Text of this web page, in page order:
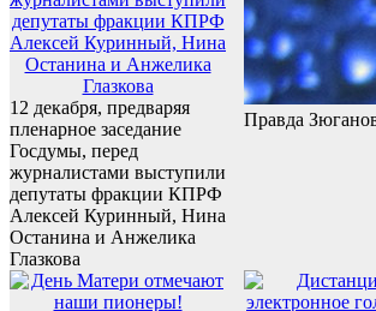
12 декабря, предваряя
пленарное заседание
Госдумы, перед
журналистами выступили
депутаты фракции КПРФ
Алексей Куринный, Нина
Останина и Анжелика
Глазкова
Правда